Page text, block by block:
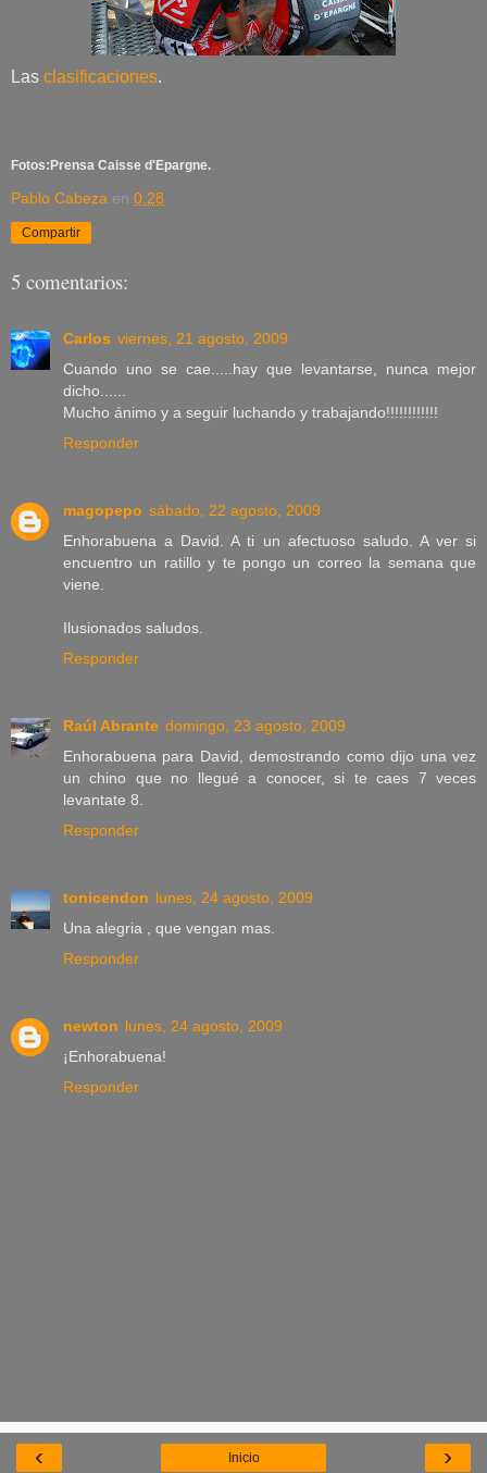
Las clasificaciones.
Fotos:Prensa Caisse d'Epargne.
Pablo Cabeza en 0:28
Compartir
5 comentarios:
Carlos viernes, 21 agosto, 2009
Cuando uno se cae.....hay que levantarse, nunca mejor
dicho......
Mucho ánimo y a seguir luchando y trabajando!!!!!!!!!!!!
Responder
magopepo sábado, 22 agosto, 2009
Enhorabuena a David. A ti un afectuoso saludo. A ver si
encuentro un ratillo y te pongo un correo la semana que
viene.
Ilusionados saludos.
Responder
Raúl Abrante domingo, 23 agosto, 2009
Enhorabuena para David, demostrando como dijo una vez
un chino que no llegué a conocer, si te caes 7 veces
levantate 8.
Responder
tonicendon lunes, 24 agosto, 2009
Una alegria , que vengan mas.
Responder
newton lunes, 24 agosto, 2009
¡Enhorabuena!
Responder
‹ ›
Inicio